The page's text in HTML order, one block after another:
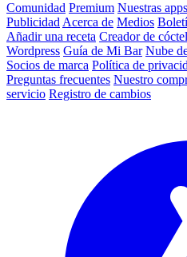
Comunidad Premium Nuestras apps
Publicidad Acerca de Medios
Añadir una receta Creador de
Wordpress Guía de Mi Bar Nube
Socios de marca Política de
Preguntas frecuentes Nuestro
servicio Registro de cambios